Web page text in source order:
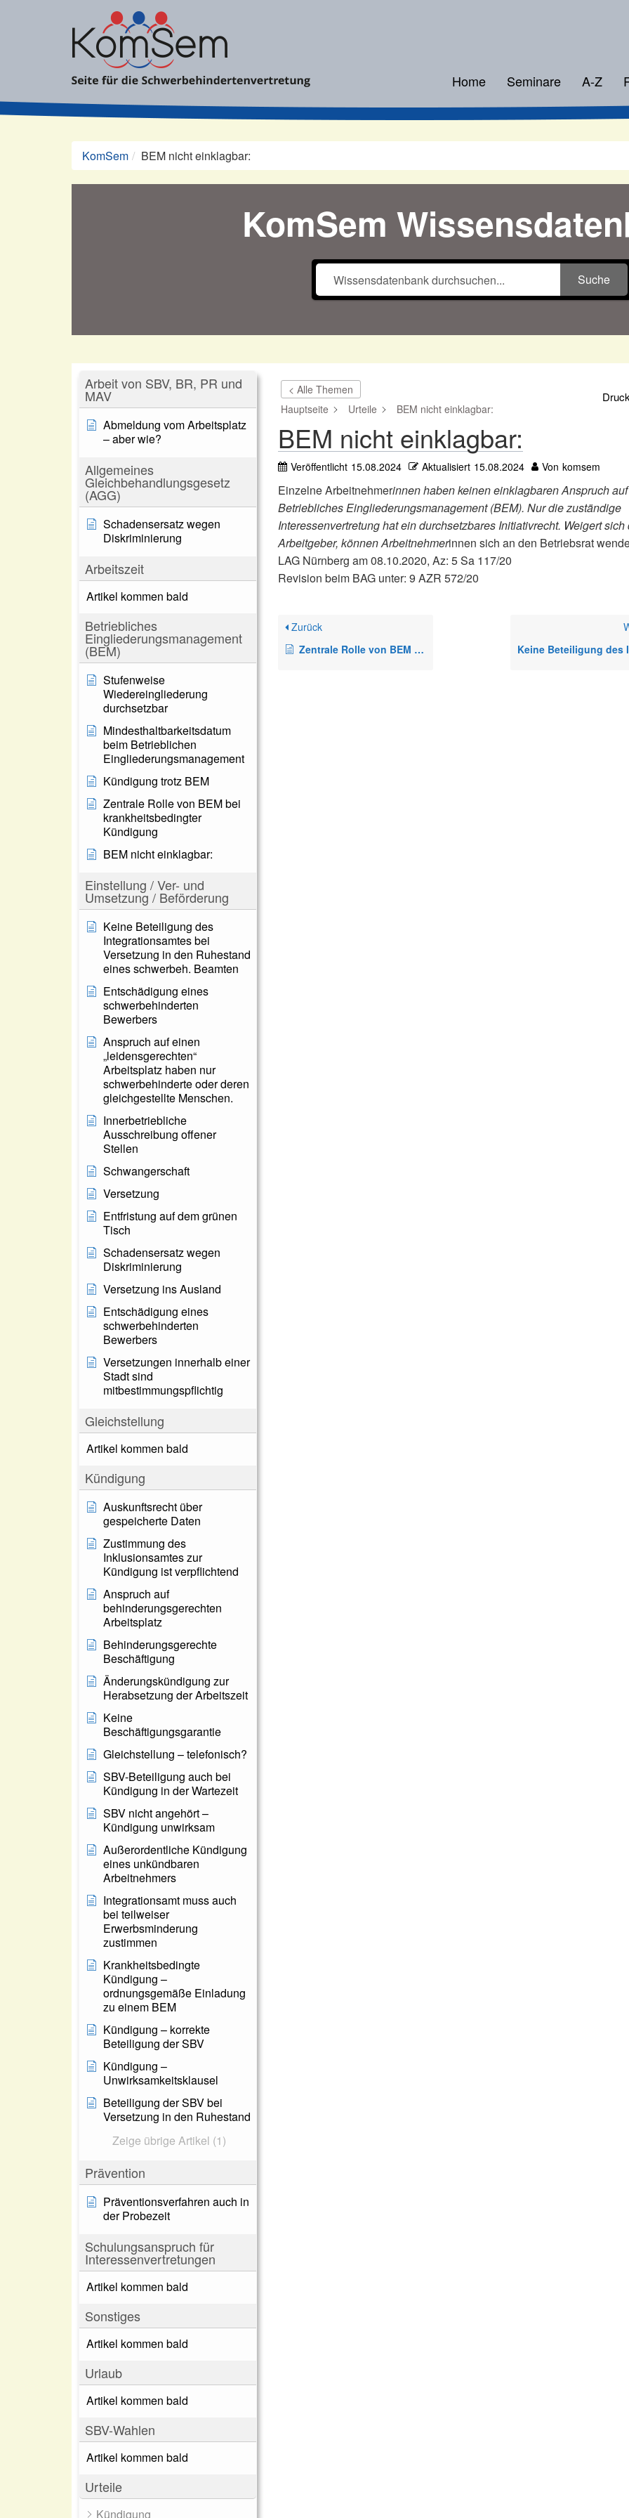
Home Seminare A-Z
KomSem BEM nicht einklagbar:
KomSem
Suche
Arbeit von SBV, BR, PR und
MAV
Abmeldung vom Arbeitsplatz
– aber wie?
Allgemeines
Gleichbehandlungsgesetz
(AGG)
Schadensersatz wegen
Diskriminierung
Arbeitszeit
Artikel kommen bald
Betriebliches
Eingliederungsmanagement
(BEM)
Stufenweise
Wiedereingliederung
durchsetzbar
Mindesthaltbarkeitsdatum
beim Betrieblichen
Eingliederungsmanagement
Kündigung trotz BEM
Zentrale Rolle von BEM bei
krankheitsbedingter
Kündigung
BEM nicht einklagbar:
Einstellung / Ver- und
Umsetzung / Beförderung
Keine Beteiligung des
Integrationsamtes bei
Versetzung in den Ruhestand
eines schwerbeh. Beamten
Entschädigung eines
schwerbehinderten
Bewerbers
Anspruch auf einen
„leidensgerechten“
Arbeitsplatz haben nur
schwerbehinderte oder deren
gleichgestellte Menschen.
Innerbetriebliche
Ausschreibung offener
Stellen
Schwangerschaft
Versetzung
Entfristung auf dem grünen
Tisch
Schadensersatz wegen
Diskriminierung
Versetzung ins Ausland
Entschädigung eines
schwerbehinderten
Bewerbers
Versetzungen innerhalb einer
Stadt sind
mitbestimmungspflichtig
Gleichstellung
Artikel kommen bald
Kündigung
Auskunftsrecht über
gespeicherte Daten
Zustimmung des
Inklusionsamtes zur
Kündigung ist verpflichtend
Anspruch auf
behinderungsgerechten
Arbeitsplatz
Behinderungsgerechte
Beschäftigung
Änderungskündigung zur
Herabsetzung der Arbeitszeit
Keine
Beschäftigungsgarantie
Gleichstellung – telefonisch?
SBV-Beteiligung auch bei
Kündigung in der Wartezeit
SBV nicht angehört –
Kündigung unwirksam
Außerordentliche Kündigung
eines unkündbaren
Arbeitnehmers
Integrationsamt muss auch
bei teilweiser
Erwerbsminderung
zustimmen
Krankheitsbedingte
Kündigung –
ordnungsgemäße Einladung
zu einem BEM
Kündigung – korrekte
Beteiligung der SBV
Kündigung –
Unwirksamkeitsklausel
Beteiligung der SBV bei
Versetzung in den Ruhestand
Zeige übrige Artikel (1)
Prävention
Präventionsverfahren auch in
der Probezeit
Schulungsanspruch für
Interessenvertretungen
Artikel kommen bald
Sonstiges
Artikel kommen bald
Urlaub
Artikel kommen bald
SBV-Wahlen
Artikel kommen bald
Urteile
Kündigung
< Alle Themen
Hauptseite
Urteile BEM nicht einklagbar:
BEM nicht einklagbar:
Veröffentlicht 15.08.2024 Aktualisiert 15.08.2024 Von komsem
Einzelne Arbeitnehmerinnen haben keinen einklagbaren Anspruch
Betriebliches Eingliederungsmanagement (BEM). Nur die zuständige
Interessenvertretung hat ein durchsetzbares Initiativrecht. Weigert sich
Arbeitgeber, können Arbeitnehmerinnen sich an den Betriebsrat
LAG Nürnberg am 08.10.2020, Az: 5 Sa 117/20
Revision beim BAG unter: 9 AZR 572/20
Zurück
Zentrale Rolle von BEM bei krankheitsbedingter Kündigung